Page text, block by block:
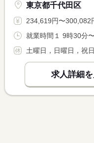
東京都千代田区
234,619円〜300,082円 ※フルタイム求人の場
就業時間１ 9時30分
土曜日，日曜日，祝日
求人詳細